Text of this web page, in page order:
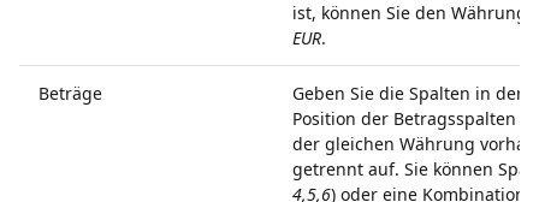
ist, können Sie den
EUR.
Beträge
Geben Sie die Spalten in der
Position der Betragsspalten
der gleichen Währung
getrennt auf. Sie können
4,5,6) oder eine Kombination